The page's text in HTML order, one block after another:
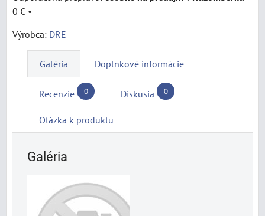
0 € •
Výrobca: DRE
Galéria Doplnkové informácie
Recenzie 0 Diskusia 0
Otázka k produktu
Galéria